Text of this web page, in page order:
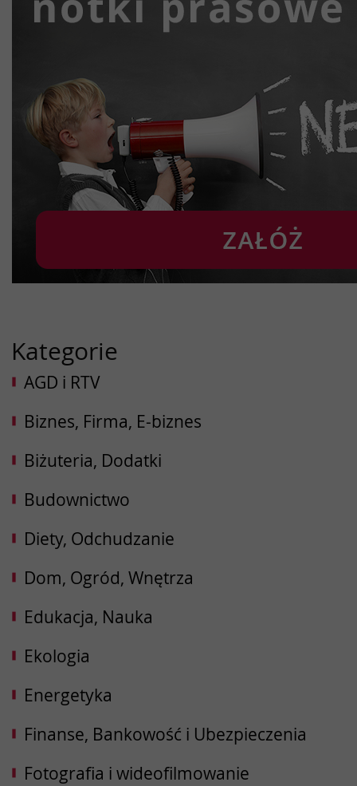
Kategorie
AGD i RTV
Biznes, Firma, E-biznes
Biżuteria, Dodatki
Budownictwo
Diety, Odchudzanie
Dom, Ogród, Wnętrza
Edukacja, Nauka
Ekologia
Energetyka
Finanse, Bankowość i Ubezpieczenia
Fotografia i wideofilmowanie